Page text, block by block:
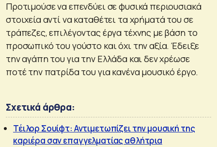
Προτιμούσε να επενδύει σε φυσικά περιουσιακά
στοιχεία αντί να καταθέτει τα χρήματά του σε
τράπεζες, επιλέγοντας έργα τέχνης με βάση το
προσωπικό του γούστο και όχι την αξία. Έδειξε
την αγάπη του για την Ελλάδα και δεν χρέωσε
ποτέ την πατρίδα του για κανένα μουσικό έργο.
Σχετικά άρθρα:
Τέιλορ Σουίφτ: Αντιμετωπίζει την μουσική της
καριέρα σαν επαγγελματίας αθλήτρια